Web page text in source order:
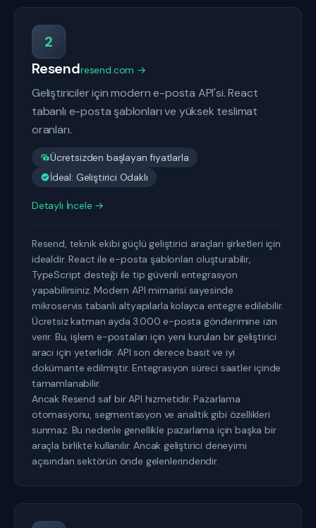
2
Resendresend.com →
Geliştiriciler için modern e-posta API'si. React
tabanlı e-posta şablonları ve yüksek teslimat
oranları.
Ücretsizden başlayan fiyatlarla
İdeal: Geliştirici Odaklı
Detaylı İncele →
Resend, teknik ekibi güçlü geliştirici araçları şirketleri için
idealdir. React ile e-posta şablonları oluşturabilir,
TypeScript desteği ile tip güvenli entegrasyon
yapabilirsiniz. Modern API mimarisi sayesinde
mikroservis tabanlı altyapılarla kolayca entegre edilebilir.
Ücretsiz katman ayda 3.000 e-posta gönderimine izin
verir. Bu, işlem e-postaları için yeni kurulan bir geliştirici
aracı için yeterlidir. API son derece basit ve iyi
dokümante edilmiştir. Entegrasyon süreci saatler içinde
tamamlanabilir.
Ancak Resend saf bir API hizmetidir. Pazarlama
otomasyonu, segmentasyon ve analitik gibi özellikleri
sunmaz. Bu nedenle genellikle pazarlama için başka bir
araçla birlikte kullanılır. Ancak geliştirici deneyimi
açısından sektörün önde gelenlerindendir.